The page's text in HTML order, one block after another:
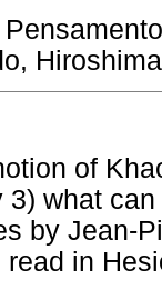
of
what
by Jean-
in